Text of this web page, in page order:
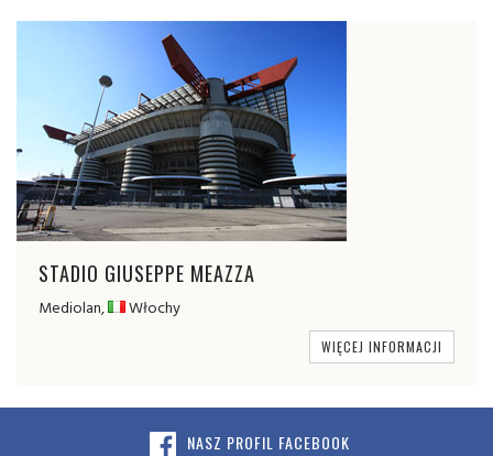
STADIO GIUSEPPE MEAZZA
Mediolan, Włochy
WIĘCEJ INFORMACJI
NASZ PROFIL FACEBOOK